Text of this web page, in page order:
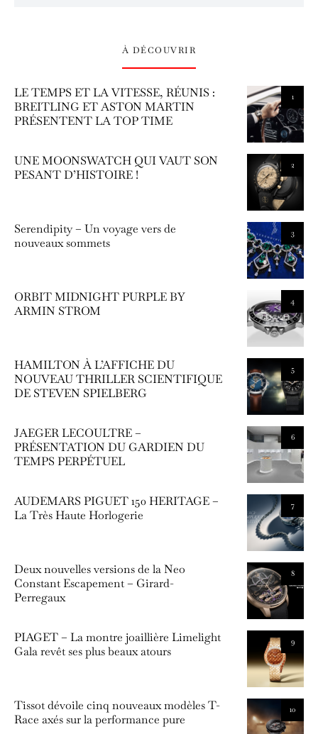
À DÉCOUVRIR
1
LE TEMPS ET LA VITESSE, RÉUNIS :
BREITLING ET ASTON MARTIN
PRÉSENTENT LA TOP TIME
2
UNE MOONSWATCH QUI VAUT SON
PESANT D’HISTOIRE !
3
Serendipity – Un voyage vers de
nouveaux sommets
4
ORBIT MIDNIGHT PURPLE BY
ARMIN STROM
5
HAMILTON À L’AFFICHE DU
NOUVEAU THRILLER SCIENTIFIQUE
DE STEVEN SPIELBERG
6
JAEGER LECOULTRE –
PRÉSENTATION DU GARDIEN DU
TEMPS PERPÉTUEL
7
AUDEMARS PIGUET 150 HERITAGE –
La Très Haute Horlogerie
8
Deux nouvelles versions de la Neo
Constant Escapement – Girard-
Perregaux
9
PIAGET – La montre joaillière Limelight
Gala revêt ses plus beaux atours
10
Tissot dévoile cinq nouveaux modèles T-
Race axés sur la performance pure